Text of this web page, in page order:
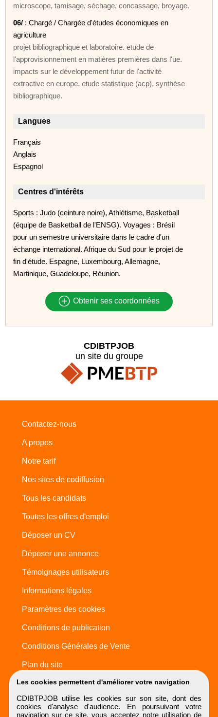
microscope, tamisage, séchage, concassage, broyage.
06/ : Chargé / Chargée d'études économiques en
agriculture
projet bibliographique et laboratoire. etude de
l'approvisionnement en matières premières dans l'ue.
impacts sur le développement futur de l'activité
extractive en europe. etude statistique (acp), synthèse
bibliographique.
Langues
Français
Anglais
Espagnol
Centres d'intérêts
Sports : Judo (ceinture noire), Athlétisme, Basketball
(équipe de Basketball de l'ENSG). Voyages : Brésil
pour un semestre universitaire dans le cadre d'un
échange international. Afrique du Sud pour le projet de
fin d'étude. Espagne, Luxembourg, Allemagne,
Martinique, Guadeloupe, Réunion.
Obtenir ses coordonnées
Les cookies permettent d'améliorer votre navigation
CDIBTPJOB utilise les cookies sur son site, dont des
cookies d'analyse d'audience. En poursuivant votre
navigation sur ce site, vous acceptez notre utilisation de
CDIBTPJOB
un site du groupe
Contactez-nous
A propos
Notre tarif
Nos sites de codiffusion
Tous les candidats
Toutes les offres d'emploi
Déposer un CV
Déposer une annonce
Témoignages utilisateurs
Informations légales
Paramètres des cookies
Conditions de publication
Conditions Générales de Vente
Plan du site